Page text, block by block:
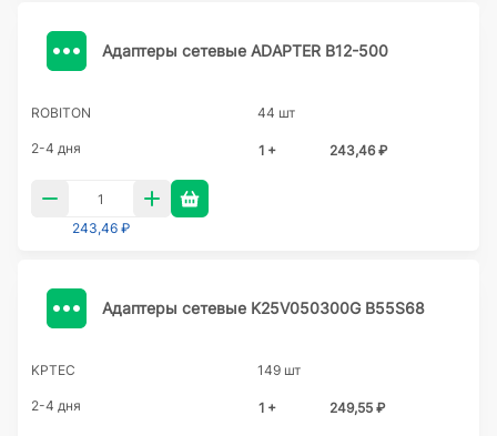
Адаптеры сетевые ADAPTER B12-500
ROBITON 44 шт
2-4 дня 1 + 243,46 ₽
243,46 ₽
Адаптеры сетевые K25V050300G B55S68
KPTEC 149 шт
2-4 дня 1 + 249,55 ₽